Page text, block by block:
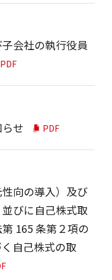
会社の執行役員
PDF
せ PDF
向の導入）及び
びに自己株式取
165 条第２項の
自己株式の取